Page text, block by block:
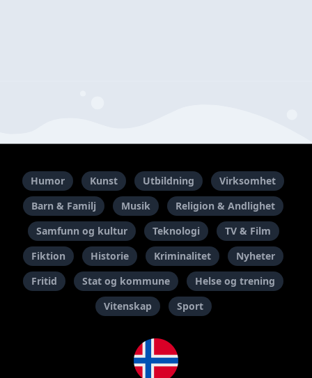
Humor Kunst Utbildning
Virksomhet
Barn & Familj
Musik
Religion & Andlighet
Samfunn og kultur
Teknologi
TV & Film
Fiktion
Historie Kriminalitet
Nyheter
Fritid
Stat og kommune
Helse og trening
Vitenskap
Sport